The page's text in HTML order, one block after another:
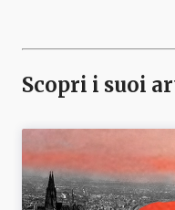
Scopri i suoi